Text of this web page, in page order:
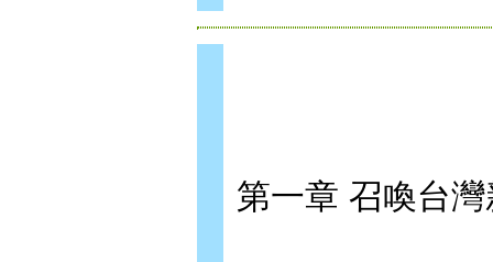
第一章 召喚台